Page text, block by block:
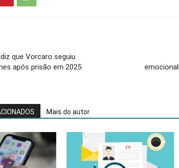
que Vorcaro seguiu
após prisão em 2025
Mais do autor